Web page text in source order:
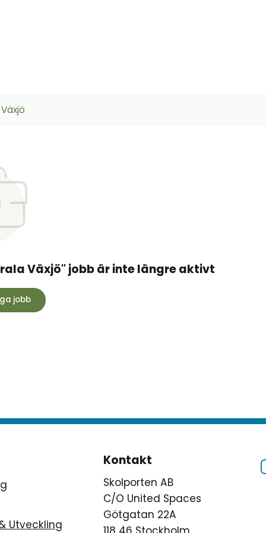
Växjö" jobb är inte längre aktivt
jobb
Utveckling
Kontakt
Skolporten AB
C/O United Spaces
Götgatan 22A